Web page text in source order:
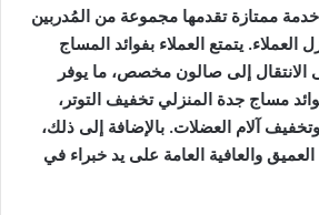
ممتازة تقدمها مجموعة من المُدربين
يتمتع العملاء بفوائد المساج
الانتقال إلى صالون مخصص، ما يوفر
مساج جدة المنزلي تخفيف التوتر،
آلام العضلات. بالإضافة إلى ذلك،
العميق والعافية العامة على يد خبراء في